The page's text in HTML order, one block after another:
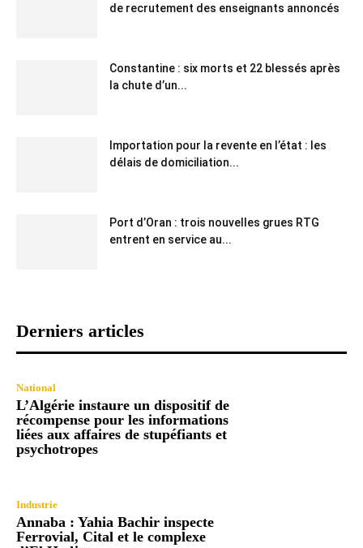
de recrutement des enseignants annoncés
Constantine : six morts et 22 blessés après
la chute d’un...
Importation pour la revente en l’état : les
délais de domiciliation...
Port d’Oran : trois nouvelles grues RTG
entrent en service au...
Derniers articles
National
L’Algérie instaure un dispositif de
récompense pour les informations
liées aux affaires de stupéfiants et
psychotropes
Industrie
Annaba : Yahia Bachir inspecte
Ferrovial, Cital et le complexe